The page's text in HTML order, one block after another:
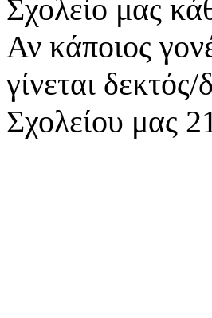
Σχολείο μας
Αν κάποιος
γίνεται
Σχολείου μας